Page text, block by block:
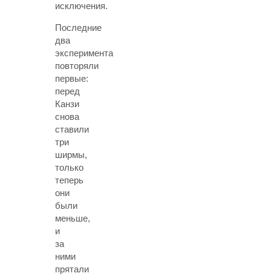
исключения.
Последние
два
эксперимента
повторяли
первые:
перед
Канзи
снова
ставили
три
ширмы,
только
теперь
они
были
меньше,
и
за
ними
прятали